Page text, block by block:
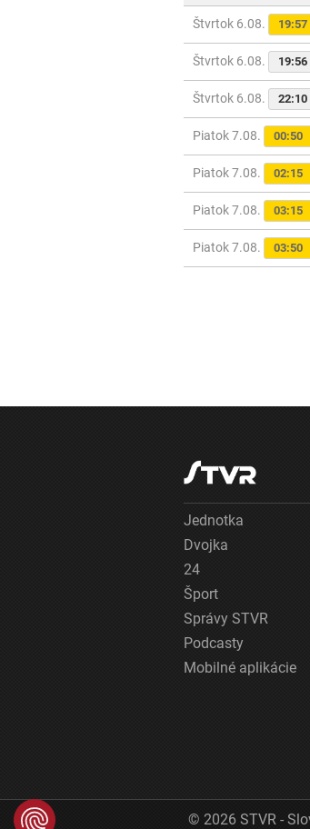
Štvrtok 6.08. 19:57
Štvrtok 6.08. 19:56
Štvrtok 6.08. 22:10
Piatok 7.08. 00:50
Piatok 7.08. 02:15
Piatok 7.08. 03:15
Piatok 7.08. 03:50
Jednotka
Dvojka
24
Šport
Správy STVR
Podcasty
Mobilné aplikácie
© 2026 STVR -